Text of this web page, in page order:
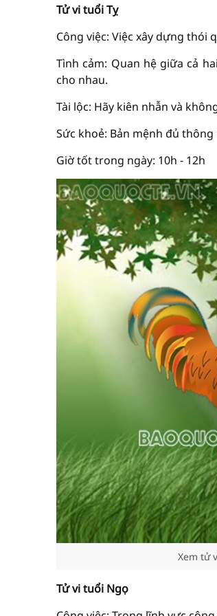
Tử vi tuổi Tỵ
Công việc: Việc xây dựng thói
Tình cảm: Quan hệ giữa cả
cho nhau.
Tài lộc: Hãy kiên nhẫn và
Sức khoẻ: Bản mệnh đủ
Giờ tốt trong ngày: 10h - 12h
Xem tử
Tử vi tuổi Ngọ